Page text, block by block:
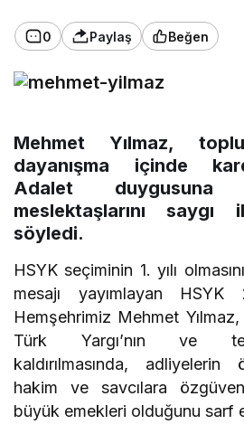
0 Paylaş Beğen
Mehmet Yılmaz,
dayanışma içinde
Adalet duygusuna
meslektaşlarını saygı
söyledi.
HSYK seçiminin 1. yılı
mesajı yayımlayan
Hemşehrimiz Mehmet
Türk Yargı’nın ve
kaldırılmasında, adliyelerin
hakim ve savcılara özgüven
büyük emekleri olduğunu sarf